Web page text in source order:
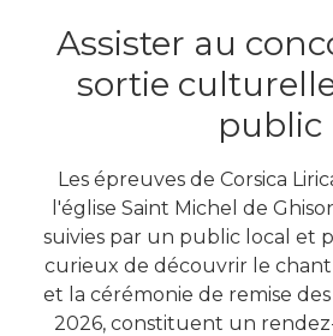
Assister au
sortie
public
Les épreuves de Corsica
l'église Saint Michel de
suivies par un public local et
curieux de découvrir le
et la cérémonie de remise
2026, constituent un